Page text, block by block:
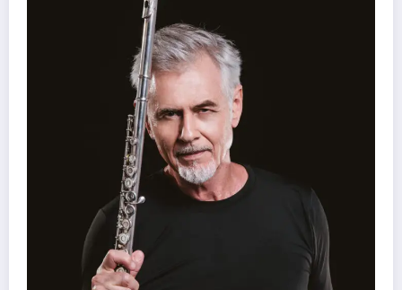
41º Festivale, em Botumirim, foi um sucesso
força da cultura popular do Vale do
7 de agosto de 2026